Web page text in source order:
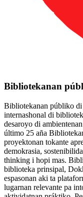
Bibliotekanan
Bibliotekanan públiko di
internashonal di
desaroyo di
último 25 aña
proyektonan tokante
demokrasia,
thinking i hopi mas.
biblioteka prinsipal,
espasonan aki ta
lugarnan relevante pa